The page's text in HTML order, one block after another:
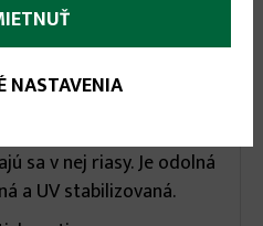
sa v nej riasy. Je odolná
a UV stabilizovaná.
NASTAVENIA